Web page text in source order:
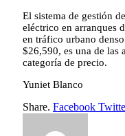
El sistema de gestión
eléctrico en arranques
en tráfico urbano
$26,590, es una de las
categoría de precio.
Yuniet Blanco
Share. Facebook